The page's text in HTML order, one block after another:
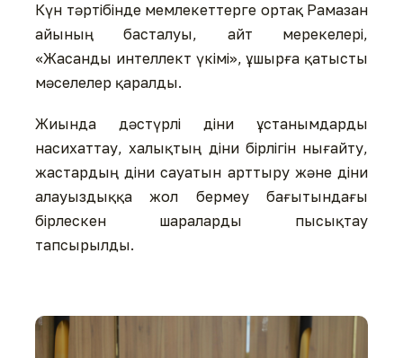
Күн тәртібінде мемлекеттерге ортақ Рамазан
айының басталуы, айт мерекелері,
«Жасанды интеллект үкімі», ұшырға қатысты
мәселелер қаралды.
Жиында дәстүрлі діни ұстанымдарды
насихаттау, халықтың діни бірлігін нығайту,
жастардың діни сауатын арттыру және діни
алауыздыққа жол бермеу бағытындағы
бірлескен шараларды пысықтау
тапсырылды.